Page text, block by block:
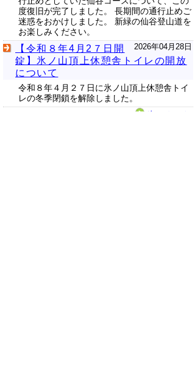
度復旧が完了しました。 長期間の通行止めご
迷惑をおかけしました。 新緑の仙谷登山道を
お楽しみください。
2026年04月28日
【令和８年4月2７日開
錠】氷ノ山頂上休憩舎トイレの開放
について
令和８年４月２７日に氷ノ山頂上休憩舎トイ
レの冬季閉鎖を解除しました。
次のページへ